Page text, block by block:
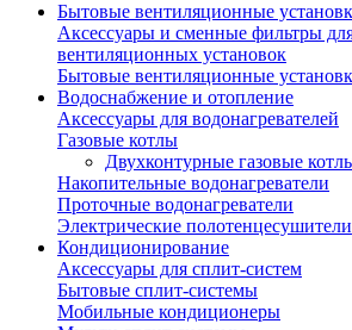
Бытовые вентиляционные
Аксессуары и сменные фильтры
вентиляционных установок
Бытовые вентиляционные
Водоснабжение и отопление
Аксессуары для водонагревателей
Газовые котлы
Двухконтурные газовые
Накопительные водонагреватели
Проточные водонагреватели
Электрические полотенцесушители
Кондиционирование
Аксессуары для сплит-систем
Бытовые сплит-системы
Мобильные кондиционеры